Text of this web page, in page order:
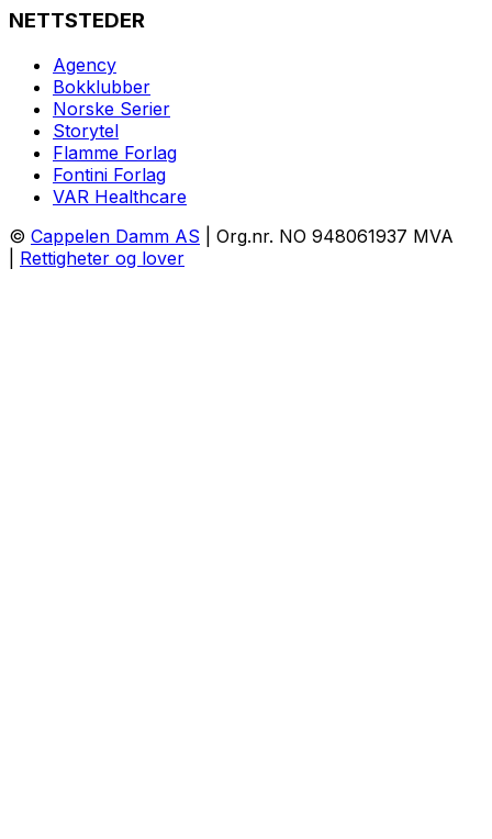
NETTSTEDER
Agency
Bokklubber
Norske Serier
Storytel
Flamme Forlag
Fontini Forlag
VAR Healthcare
© Cappelen Damm AS | Org.nr. NO 948061937 MVA
Rettigheter og lover